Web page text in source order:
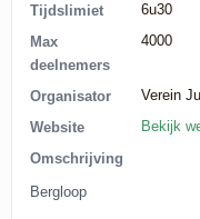
Tijdslimiet
6u30
Max
deelnemers
4000
Organisator
Verein
Website
Bekijk
Omschrijving
Bergloop